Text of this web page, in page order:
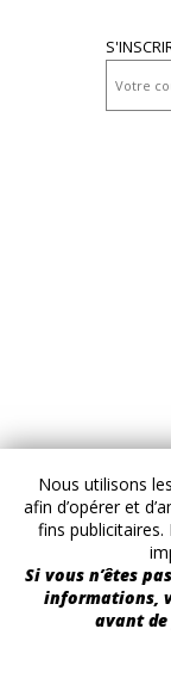
Nous utilisons
afin d’opérer et
fins
Si vous n’êtes
informations,
avant